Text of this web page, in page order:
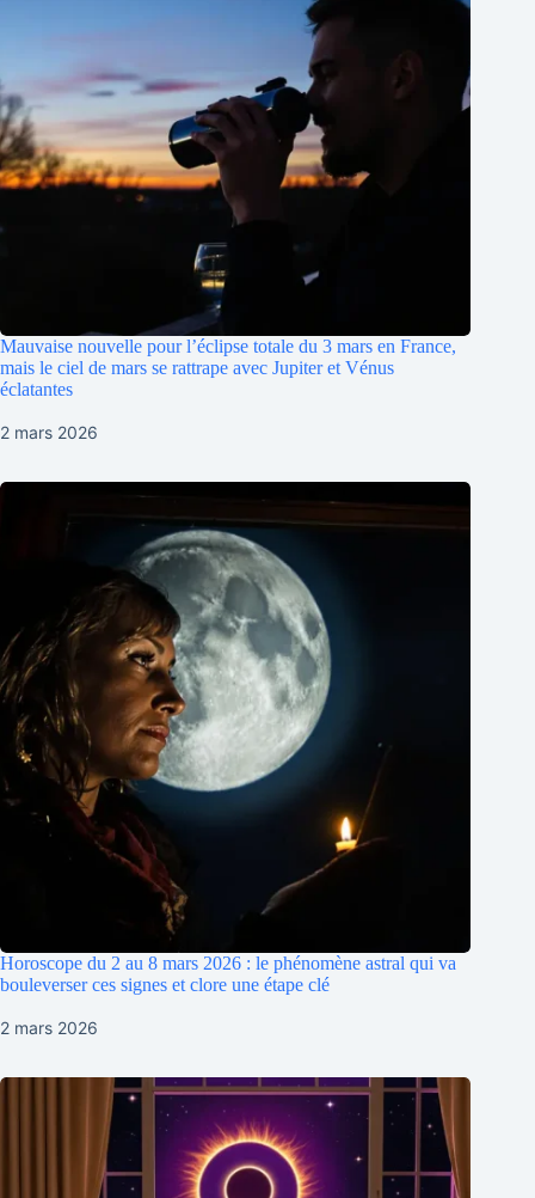
Mauvaise nouvelle pour l’éclipse totale du 3 mars en France,
mais le ciel de mars se rattrape avec Jupiter et Vénus
éclatantes
2 mars 2026
Horoscope du 2 au 8 mars 2026 : le phénomène astral qui va
bouleverser ces signes et clore une étape clé
2 mars 2026